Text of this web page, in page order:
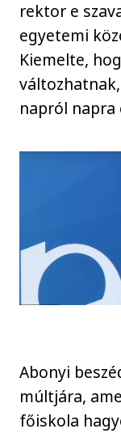
rektor e
egyetemi
Kiemelte,
napról
Abonyi
múltjára,
főiskola